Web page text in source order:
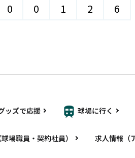
0 0 1 2 6
ッズで応援 球場に行く
場職員・契約社員） 求人情報（